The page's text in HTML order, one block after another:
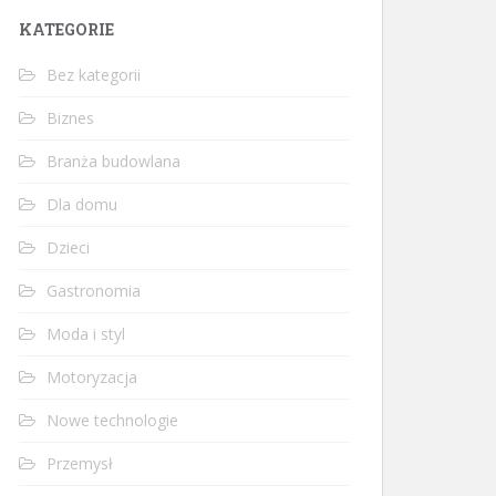
KATEGORIE
Bez kategorii
Biznes
Branża budowlana
Dla domu
Dzieci
Gastronomia
Moda i styl
Motoryzacja
Nowe technologie
Przemysł